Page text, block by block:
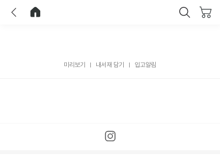
미리보기 내서재 담기 입고알림